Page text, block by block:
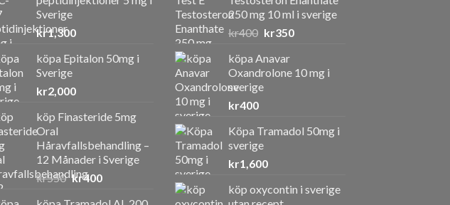
Sverige
kr1,300
köpa Epitalon 50mg i
Sverige
kr2,000
köp Finasteride 5mg
Oral
Håravfallsbehandling –
12 Månader i Sverige
kr550 Det
kr400Det
250 mg 10 ml i sverige
kr400 Det
priset
var:
kr400.
kr350Det
är:
köpa Anavar
Oxandrolone 10 mg i
sverige
kr400
Köpa Tramadol 50mg i
sverige
kr1,600
köp oxycontin i sverige